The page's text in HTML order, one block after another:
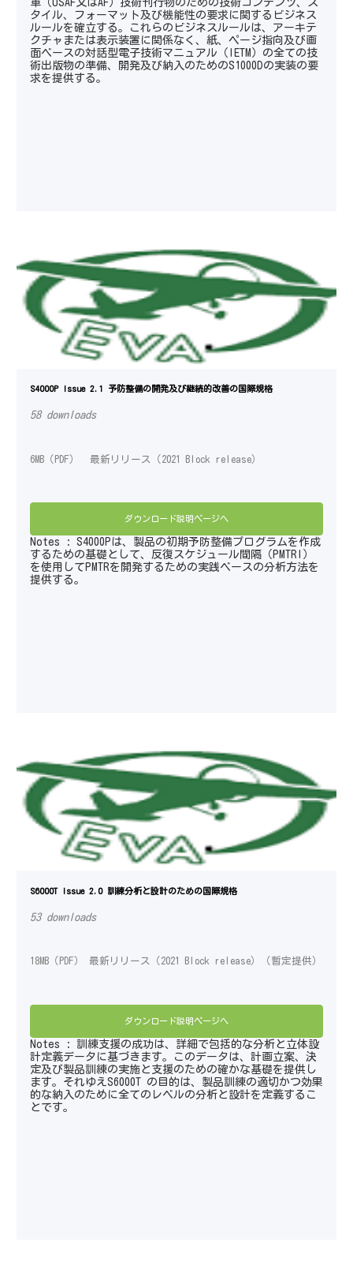
軍（USAF又はAF）技術刊行物のための技術コンテンツ、ス
タイル、フォーマット及び機能性の要求に関するビジネス
ルールを確立する。これらのビジネスルールは、アーキテ
クチャまたは表示装置に関係なく、紙、ページ指向及び画
面ベースの対話型電子技術マニュアル（IETM）の全ての技
術出版物の準備、開発及び納入のためのS1000Dの実装の要
求を提供する。
S4000P Issue 2.1 予防整備の開発及び継続的改善の国際規格
58 downloads
6MB（PDF） 最新リリース（2021 Block release）
ダウンロード説明ページへ
Notes : S4000Pは、製品の初期予防整備プログラムを作成
するための基礎として、反復スケジュール間隔（PMTRI）
を使用してPMTRを開発するための実践ベースの分析方法を
提供する。
S6000T Issue 2.0 訓練分析と設計のための国際規格
53 downloads
18MB（PDF） 最新リリース（2021 Block release）（暫定提供）
ダウンロード説明ページへ
Notes : 訓練支援の成功は、詳細で包括的な分析と立体設
計定義データに基づきます。このデータは、計画立案、決
定及び製品訓練の実施と支援のための確かな基礎を提供し
ます。それゆえS6000T の目的は、製品訓練の適切かつ効果
的な納入のために全てのレベルの分析と設計を定義するこ
とです。